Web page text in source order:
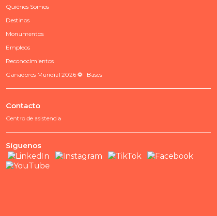
Quiénes Somos
Destinos
Monumentos
Empleos
Reconocimientos
Ganadores Mundial 2026 ⚽ · Bases
Contacto
Centro de asistencia
Síguenos